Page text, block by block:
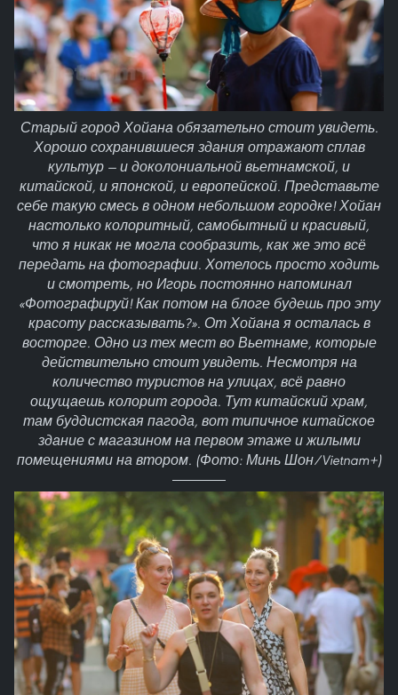
Старый город Хойана обязательно стоит увидеть.
Хорошо сохранившиеся здания отражают сплав
культур — и доколониальной вьетнамской, и
китайской, и японской, и европейской. Представьте
себе такую смесь в одном небольшом городке! Хойан
настолько колоритный, самобытный и красивый,
что я никак не могла сообразить, как же это всё
передать на фотографии. Хотелось просто ходить
и смотреть, но Игорь постоянно напоминал
«Фотографируй! Как потом на блоге будешь про эту
красоту рассказывать?». От Хойана я осталась в
восторге. Одно из тех мест во Вьетнаме, которые
действительно стоит увидеть. Несмотря на
количество туристов на улицах, всё равно
ощущаешь колорит города. Тут китайский храм,
там буддистская пагода, вот типичное китайское
здание с магазином на первом этаже и жилыми
помещениями на втором. (Фото: Минь Шон/Vietnam+)